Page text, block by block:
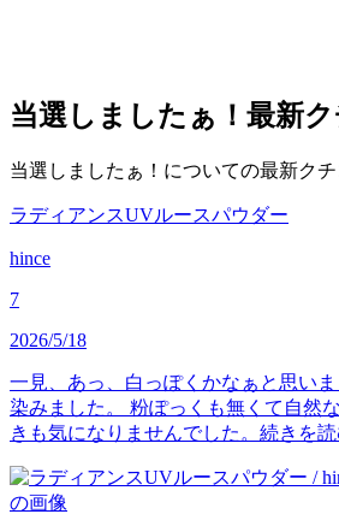
当選しましたぁ！ 最新ク
当選しましたぁ！についての最新ク
ラディアンスUVルースパウダー
hince
7
2026/5/18
一見、あっ、白っぽくかなぁと思い
染みました。 粉ぽっくも無くて自然
きも気になりませんでした。 続きを読